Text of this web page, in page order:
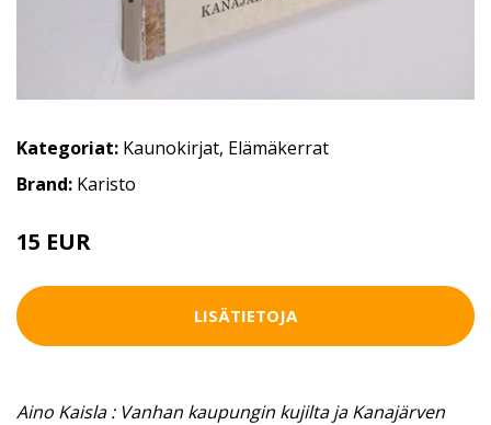
Kategoriat: Kaunokirjat, Elämäkerrat
Brand: Karisto
15 EUR
LISÄTIETOJA
Aino Kaisla : Vanhan kaupungin kujilta ja Kanajärven